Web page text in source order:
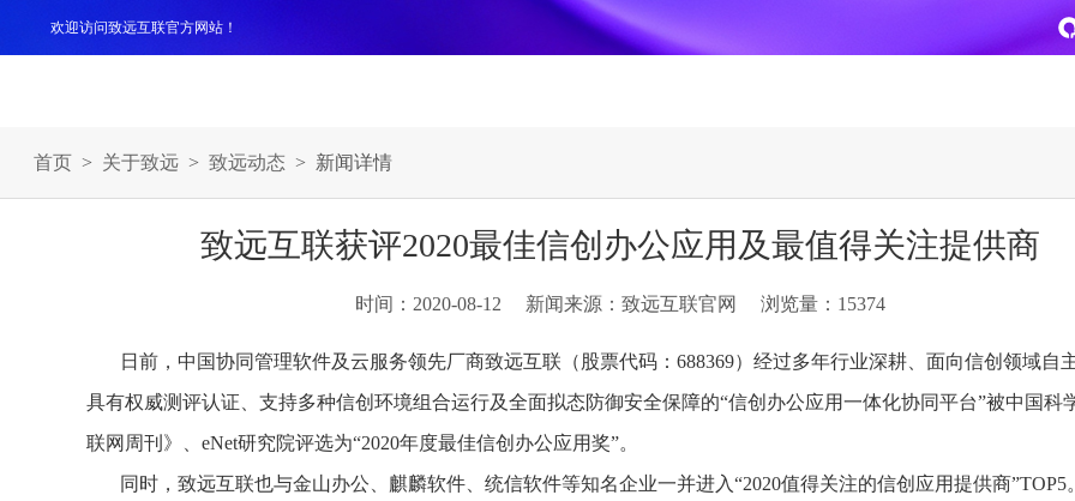
欢迎访问致远互联官方网站！
新一代AI智能体家族
CoMi Builder CoMi APP
协同运营与业务创新深度融合
央国企一体化 文事会一体化
信创
安全可控的信创 全面适配 助力专精特新企业实力
首页 > 关于致远 > 致远动态 > 新闻详情
致远互联获评2020最佳信创办公应用及最值得关注提供商
时间：2020-08-12 新闻来源：致远互联官网 浏览量：15374
日前，中国协同管理软件及云服务领先厂商致远互联（股票代码：688369）经过多年行业深耕、面向信创领域自
具有权威测评认证、支持多种信创环境组合运行及全面拟态防御安全保障的“信创办公应用一体化协同平台”被中国科
联网周刊》、eNet研究院评选为“2020年度最佳信创办公应用奖”。
同时，致远互联也与金山办公、麒麟软件、统信软件等知名企业一并进入“2020值得关注的信创应用提供商”TOP5